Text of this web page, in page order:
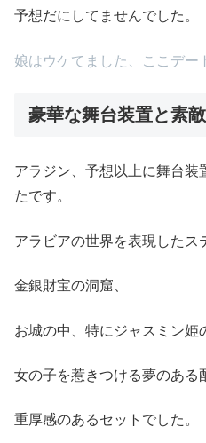
予想だにしてませんでした。
娘はウケてました、ここデー
豪華な舞台装置と素
アラジン、予想以上に舞台装
たです。
アラビアの世界を表現したス
金銀財宝の洞窟、
お城の中、特にジャスミン姫
女の子を惹きつける夢のある
重厚感のあるセットでした。